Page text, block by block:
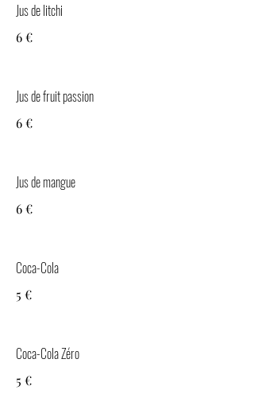
Jus de litchi
6 €
Jus de fruit passion
6 €
Jus de mangue
6 €
Coca-Cola
5 €
Coca-Cola Zéro
5 €